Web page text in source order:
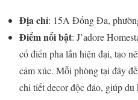
Địa chỉ: 15A Đống Đa,
Điểm nổi bật: J’adore
cổ điển pha lẫn hiện đại, tạo
cảm xúc. Mỗi phòng tại đây
chi tiết decor độc đáo, giúp